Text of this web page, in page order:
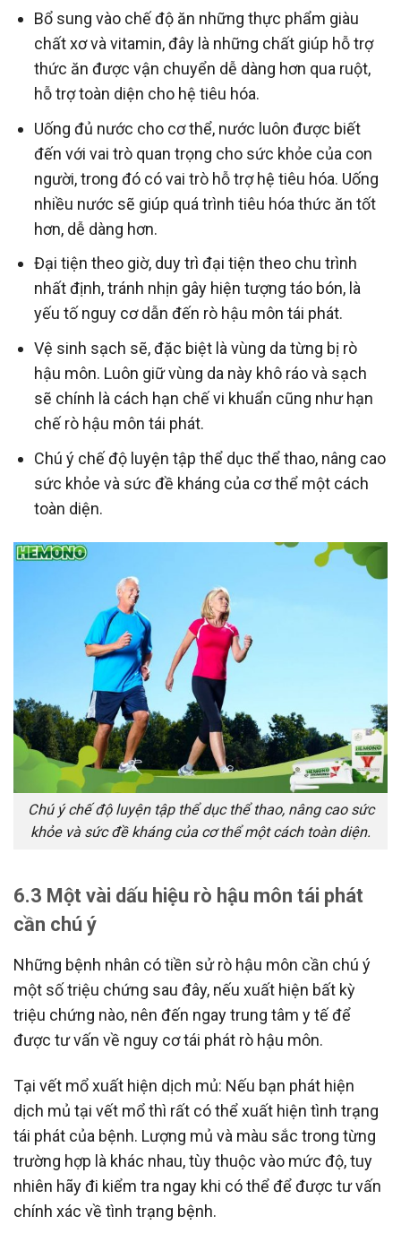
Bổ sung vào chế độ ăn những thực phẩm giàu
chất xơ và vitamin, đây là những chất giúp hỗ trợ
thức ăn được vận chuyển dễ dàng hơn qua ruột,
hỗ trợ toàn diện cho hệ tiêu hóa.
Uống đủ nước cho cơ thể, nước luôn được biết
đến với vai trò quan trọng cho sức khỏe của con
người, trong đó có vai trò hỗ trợ hệ tiêu hóa. Uống
nhiều nước sẽ giúp quá trình tiêu hóa thức ăn tốt
hơn, dễ dàng hơn.
Đại tiện theo giờ, duy trì đại tiện theo chu trình
nhất định, tránh nhịn gây hiện tượng táo bón, là
yếu tố nguy cơ dẫn đến rò hậu môn tái phát.
Vệ sinh sạch sẽ, đặc biệt là vùng da từng bị rò
hậu môn. Luôn giữ vùng da này khô ráo và sạch
sẽ chính là cách hạn chế vi khuẩn cũng như hạn
chế rò hậu môn tái phát.
Chú ý chế độ luyện tập thể dục thể thao, nâng cao
sức khỏe và sức đề kháng của cơ thể một cách
toàn diện.
Chú ý chế độ luyện tập thể dục thể thao, nâng cao sức
khỏe và sức đề kháng của cơ thể một cách toàn diện.
6.3 Một vài dấu hiệu rò hậu môn tái phát
cần chú ý
Những bệnh nhân có tiền sử rò hậu môn cần chú ý
một số triệu chứng sau đây, nếu xuất hiện bất kỳ
triệu chứng nào, nên đến ngay trung tâm y tế để
được tư vấn về nguy cơ tái phát rò hậu môn.
Tại vết mổ xuất hiện dịch mủ: Nếu bạn phát hiện
dịch mủ tại vết mổ thì rất có thể xuất hiện tình trạng
tái phát của bệnh. Lượng mủ và màu sắc trong từng
trường hợp là khác nhau, tùy thuộc vào mức độ, tuy
nhiên hãy đi kiểm tra ngay khi có thể để được tư vấn
chính xác về tình trạng bệnh.